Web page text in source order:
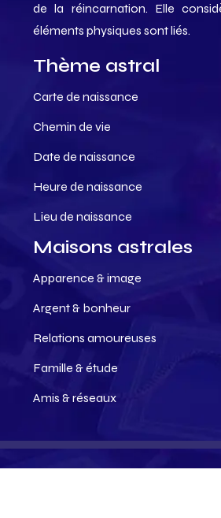
de la réincarnation. Elle
éléments physiques sont liés.
Thème astral
Carte de naissance
Chemin de vie
Date de naissance
Heure de naissance
Lieu de naissance
Maisons astrales
Apparence & image
Argent & bonheur
Relations amoureuses
Famille & étude
Amis & réseaux